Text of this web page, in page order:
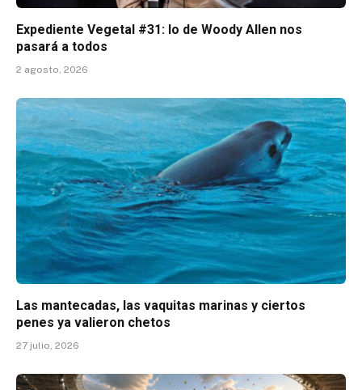
Expediente Vegetal #31: lo de Woody Allen nos
pasará a todos
2 agosto, 2026
Las mantecadas, las vaquitas marinas y ciertos
penes ya valieron chetos
27 julio, 2026